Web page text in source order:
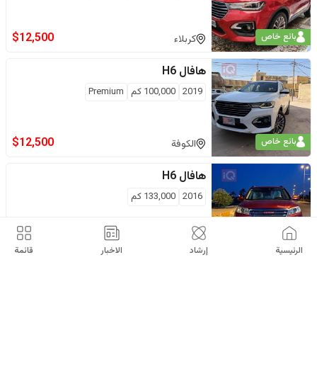
الرئيسية إرشاد الاخبار قائمة
بائع خاص كربلاء $12,500
بائع خاص
هافال H6
2019
100,000 كم Premium
الكوفة $12,500
بائع خاص
هافال H6
2016
133,000 كم
بابل $9,800